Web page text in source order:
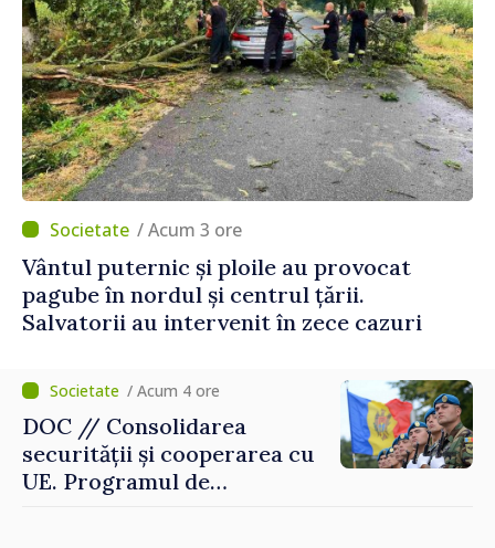
/ Acum 3 ore
Vântul puternic și ploile au provocat
pagube în nordul și centrul țării.
Salvatorii au intervenit în zece cazuri
/ Acum 4 ore
DOC // Consolidarea
securității și cooperarea cu
UE. Programul de